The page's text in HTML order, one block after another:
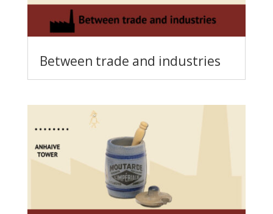
Between trade and industries